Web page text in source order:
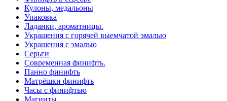
Кулоны, медальоны
Упаковка
Ладанки, ароматницы.
Украшения с горячей выемчатой эмалью
Украшения с эмалью
Серьги
Современная финифть.
Панно финифть
Матрёшки финифть
Часы с финифтью
Магниты